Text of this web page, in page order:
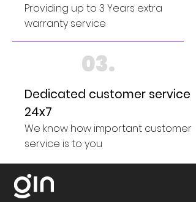
Providing up to 3 Years extra
warranty service
03.
Dedicated customer service
24x7
We know how important customer
service is to you